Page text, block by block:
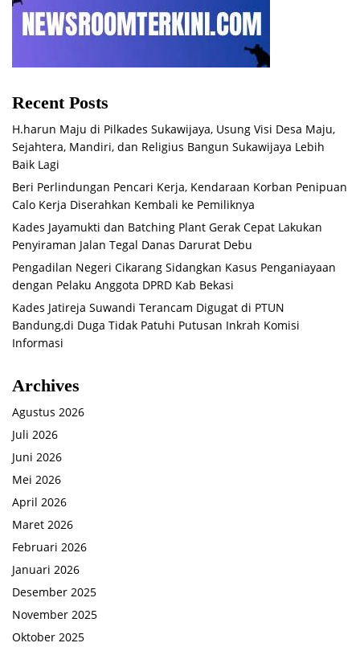
Recent Posts
H.harun Maju di Pilkades Sukawijaya, Usung Visi Desa Maju,
Sejahtera, Mandiri, dan Religius Bangun Sukawijaya Lebih
Baik Lagi
Beri Perlindungan Pencari Kerja, Kendaraan Korban Penipuan
Calo Kerja Diserahkan Kembali ke Pemiliknya
Kades Jayamukti dan Batching Plant Gerak Cepat Lakukan
Penyiraman Jalan Tegal Danas Darurat Debu
Pengadilan Negeri Cikarang Sidangkan Kasus Penganiayaan
dengan Pelaku Anggota DPRD Kab Bekasi
Kades Jatireja Suwandi Terancam Digugat di PTUN
Bandung,di Duga Tidak Patuhi Putusan Inkrah Komisi
Informasi
Archives
Agustus 2026
Juli 2026
Juni 2026
Mei 2026
April 2026
Maret 2026
Februari 2026
Januari 2026
Desember 2025
November 2025
Oktober 2025